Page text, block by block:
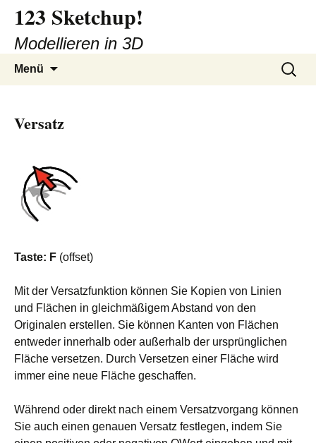
Inhalt
springen
123 Sketchup!
Modellieren in 3D
Menü
Suchen
nach:
Versatz
Taste: F (offset)
Mit der Versatzfunktion können Sie Kopien von Linien
und Flächen in gleichmäßigem Abstand von den
Originalen erstellen. Sie können Kanten von Flächen
entweder innerhalb oder außerhalb der ursprünglichen
Fläche versetzen. Durch Versetzen einer Fläche wird
immer eine neue Fläche geschaffen.
Während oder direkt nach einem Versatzvorgang können
Sie auch einen genauen Versatz festlegen, indem Sie